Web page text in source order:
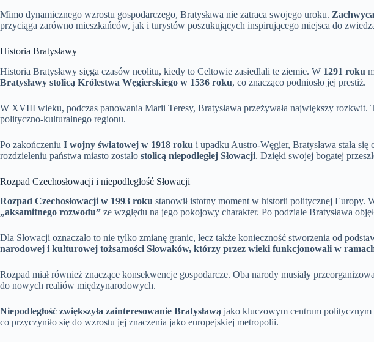
Mimo dynamicznego wzrostu gospodarczego, Bratysława nie zatraca swojego uroku.
przyciąga zarówno mieszkańców, jak i turystów poszukujących inspirującego miejsca do
Historia Bratysławy
Historia Bratysławy sięga czasów neolitu, kiedy to Celtowie zasiedlali te ziemie. W 1291 roku
Bratysławy stolicą Królestwa Węgierskiego w 1536 roku, co znacząco podniosło jej prestiż.
W XVIII wieku, podczas panowania Marii Teresy, Bratysława przeżywała największy
polityczno-kulturalnego regionu.
Po zakończeniu I wojny światowej w 1918 roku i upadku Austro-Węgier, Bratysława stała
rozdzieleniu państwa miasto zostało stolicą niepodległej Słowacji. Dzięki swojej bogatej
Rozpad Czechosłowacji i niepodległość Słowacji
Rozpad Czechosłowacji w 1993 roku stanowił istotny moment w historii politycznej Europy.
„aksamitnego rozwodu” ze względu na jego pokojowy charakter. Po podziale Bratysława
Dla Słowacji oznaczało to nie tylko zmianę granic, lecz także konieczność stworzenia od
narodowej i kulturowej tożsamości Słowaków, którzy przez wieki funkcjonowali w
Rozpad miał również znaczące konsekwencje gospodarcze. Oba narody musiały
do nowych realiów międzynarodowych.
Niepodległość zwiększyła zainteresowanie Bratysławą jako kluczowym centrum politycznym
co przyczyniło się do wzrostu jej znaczenia jako europejskiej metropolii.